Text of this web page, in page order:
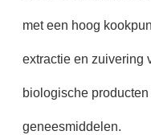
met een hoog
extractie en zuivering
biologische
geneesmiddelen.